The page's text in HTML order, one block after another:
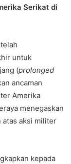
Serikat di
untuk
(prolonged
ancaman
Amerika
menegaskan
atas aksi militer
kepada